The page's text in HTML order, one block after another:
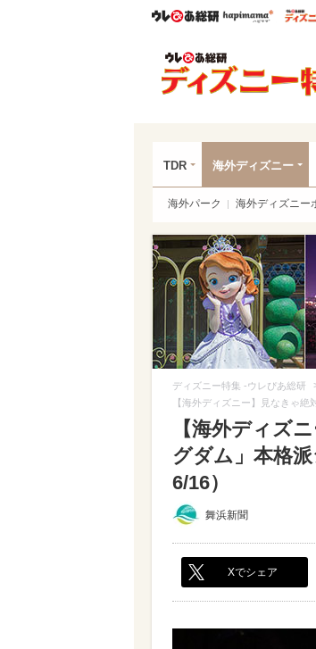
ウレぴあ総研
ハピ
TDR 海外ディズニー
海外パーク 海外ディズニー
ディズニー特集 -ウレぴあ総研
【海外ディズニー】見なきゃ
【海外ディズ
グダム」本格
6/16）
舞浜新聞
Xでシェア